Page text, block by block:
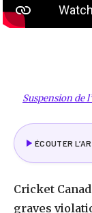
Suspension de
ÉCOUTER
Cricket
graves